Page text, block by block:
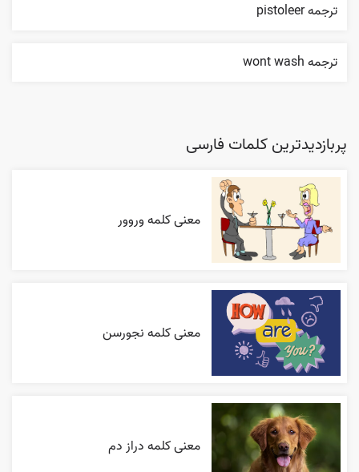
ترجمه pistoleer
ترجمه wont wash
پربازدیدترین کلمات فارسی
معنی کلمه وروور
معنی کلمه نجورسن
معنی کلمه دراز دم